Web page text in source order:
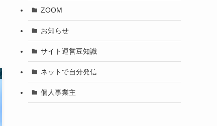
ZOOM
お知らせ
サイト運営豆知識
ネットで自分発信
個人事業主